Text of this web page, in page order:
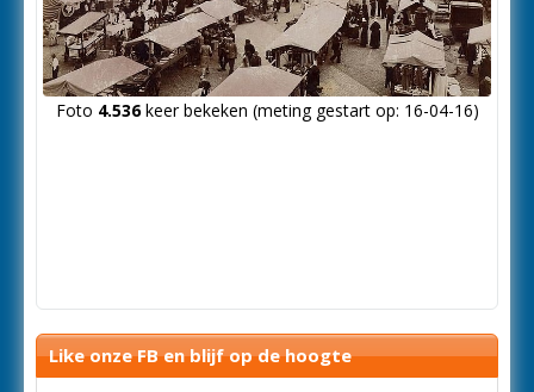
Foto 4.536keer bekeken (meting gestart op: 16-04-16)
Like onze FB en blijf op de hoogte